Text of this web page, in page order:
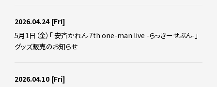
2026.04.24 [Fri]
5月1日（金）「 安斉かれん 7th one-man live -らっきーせぶん-」
グッズ販売のお知らせ
2026.04.10 [Fri]